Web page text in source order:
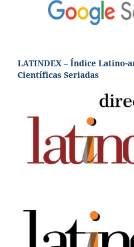
LATINDEX – Índice Latino-
Científicas Seriadas